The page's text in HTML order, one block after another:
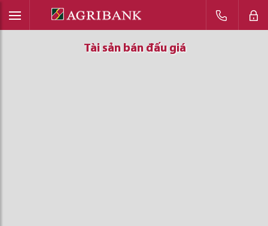
Tài sản bán đấu giá
Tài sản bán đấu giá
Tài sản bán đấu giá